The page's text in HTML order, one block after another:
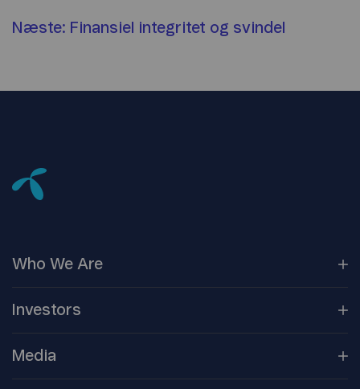
Næste: Finansiel integritet og svindel
Who We Are
OurCompanies
CorporateGovernance
Investors
Company
Reports &Information
Media